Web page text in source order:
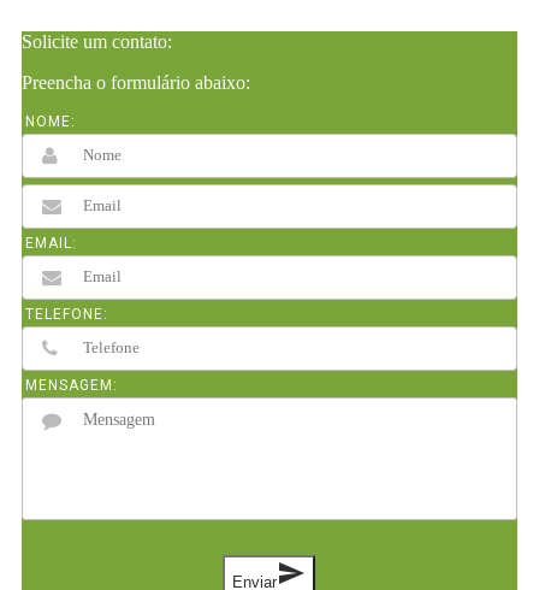
Solicite um contato:
Preencha o formulário abaixo:
NOME:
EMAIL:
TELEFONE:
MENSAGEM:
Enviarsend